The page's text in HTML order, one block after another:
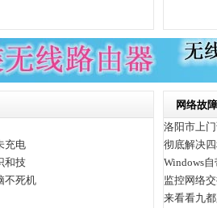
充电
和技
不死机
网络故障
洛阳市上
彻底解决
Windows
监控网络
来看看九